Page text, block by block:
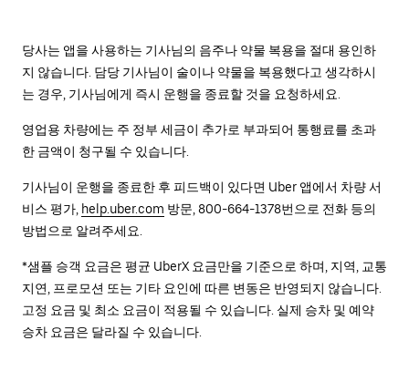
당사는 앱을 사용하는 기사님의 음주나 약물 복용을 절대 용인하
지 않습니다. 담당 기사님이 술이나 약물을 복용했다고 생각하시
는 경우, 기사님에게 즉시 운행을 종료할 것을 요청하세요.
영업용 차량에는 주 정부 세금이 추가로 부과되어 통행료를 초과
한 금액이 청구될 수 있습니다.
기사님이 운행을 종료한 후 피드백이 있다면 Uber 앱에서 차량 서
비스 평가, help.uber.com 방문, 800-664-1378번으로 전화 등의
방법으로 알려주세요.
*샘플 승객 요금은 평균 UberX 요금만을 기준으로 하며, 지역, 교통
지연, 프로모션 또는 기타 요인에 따른 변동은 반영되지 않습니다.
고정 요금 및 최소 요금이 적용될 수 있습니다. 실제 승차 및 예약
승차 요금은 달라질 수 있습니다.